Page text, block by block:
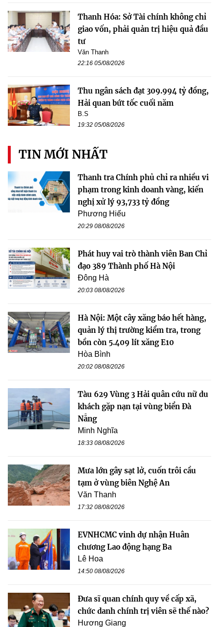
Thanh Hóa: Sở Tài chính không chỉ
giao vốn, phải quản trị hiệu quả đầu
tư
Văn Thanh
22:16 05/08/2026
Thu ngân sách đạt 309.994 tỷ đồng,
Hải quan bứt tốc cuối năm
B.S
19:32 05/08/2026
TIN MỚI NHẤT
Thanh tra Chính phủ chỉ ra nhiều vi
phạm trong kinh doanh vàng, kiến
nghị xử lý 93,733 tỷ đồng
Phương Hiếu
20:29 08/08/2026
Phát huy vai trò thành viên Ban Chỉ
đạo 389 Thành phố Hà Nội
Đông Hà
20:03 08/08/2026
Hà Nội: Một cây xăng báo hết hàng,
quản lý thị trường kiểm tra, trong
bồn còn 5.409 lít xăng E10
Hòa Bình
20:02 08/08/2026
Tàu 629 Vùng 3 Hải quân cứu nữ du
khách gặp nạn tại vùng biển Đà
Nẵng
Minh Nghĩa
18:33 08/08/2026
Mưa lớn gây sạt lở, cuốn trôi cầu
tạm ở vùng biên Nghệ An
Văn Thanh
17:32 08/08/2026
EVNHCMC vinh dự nhận Huân
chương Lao động hạng Ba
Lê Hoa
14:50 08/08/2026
Đưa sĩ quan chính quy về cấp xã,
chức danh chính trị viên sẽ thế nào?
Hương Giang